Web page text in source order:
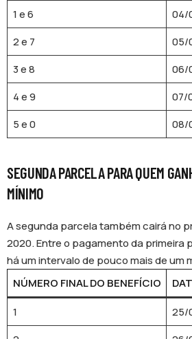
1 e 6
04/
2 e 7
05/
3 e 8
06/
4 e 9
07/
5 e 0
08/
SEGUNDA PARCELA PARA QUEM
MÍNIMO
A segunda parcela também cairá no
2020. Entre o pagamento da primeira
há um intervalo de pouco mais de um
NÚMERO FINAL DO BENEFÍCIO
1
25/